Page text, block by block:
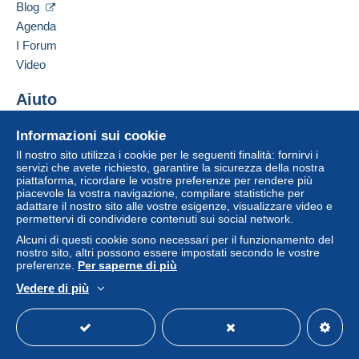
Tutti i pagamenti vengono effettuati tramite il sito web di
Delcampe. In base a quanto offerto dal venditore, è
possibile utilizzare
saldo
L'acquirente utilizza i metodi di pagamento disponibili su
Delcampe nella pagina "I miei acquisti: Da pagare
Un pagamento non effettuato tramiteil sistema di
pagamento integrato nel sitosarà rimborsato dal
venditore all'acquirente. Un acquisto non pagato può
comportare conseguenze sul conto dell'acquirente.
Se le Condizioni di vendita del venditore includono
clausole relative al pagamento, queste sono da
considerarsi nulle e non dovute. Le condizioni di
pagamento del sito Delcampe, definite nelle
, sono le uniche applicabili.
Gli acquisti devono essere pagati entro
dal
ricevimento della richiesta di pagamento del venditore.
Informazioni sui cookie
Il nostro sito utilizza i cookie per le seguenti finalità: fornirvi i
servizi che avete richiesto, garantire la sicurezza della nostra
piattaforma, ricordare le vostre preferenze per rendere più
piacevole la vostra navigazione, compilare statistiche per
adattare il nostro sito alle vostre esigenze, visualizzare video e
permettervi di condividere contenuti sui social network.
Alcuni di questi cookie sono necessari per il funzionamento del
nostro sito, altri possono essere impostati secondo le vostre
preferenze. Per saperne di più
Vedere di più
Blog
Agenda
I Forum
Video
Aiuto
Acquistare su Delcampe
Vendere su Delcampe
Un sito sicuro